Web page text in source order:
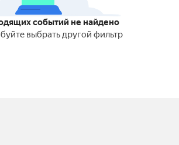
событий не найдено
выбрать другой фильтр